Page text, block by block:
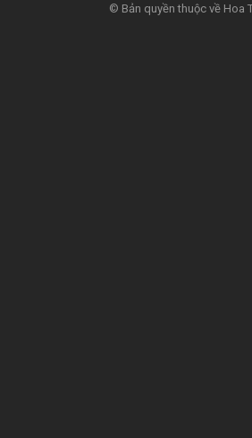
© Bản quyền thuộc về Hoa